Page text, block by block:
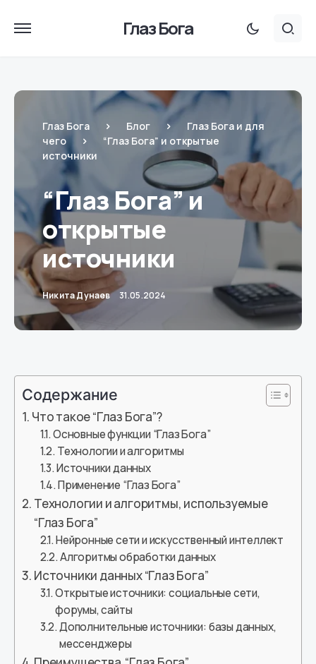
Глаз Бога
Глаз Бога Блог
Глаз Бога и для
чего
“Глаз Бога” и открытые
источники
“Глаз Бога” и
открытые
источники
Никита Дунаев 31.05.2024
Содержание
Что такое “Глаз Бога”?
Основные функции “Глаз Бога”
Технологии и алгоритмы
Источники данных
Применение “Глаз Бога”
Технологии и алгоритмы, используемые
“Глаз Бога”
Нейронные сети и искусственный интеллект
Алгоритмы обработки данных
Источники данных “Глаз Бога”
Открытые источники: социальные сети,
форумы, сайты
Дополнительные источники: базы данных,
мессенджеры